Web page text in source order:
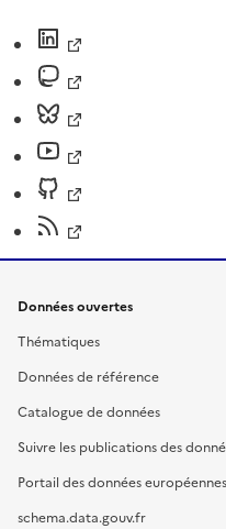
Données ouvertes
Thématiques
Données de référence
Catalogue de données
Suivre les publications des
Portail des données européennes
schema.data.gouv.fr